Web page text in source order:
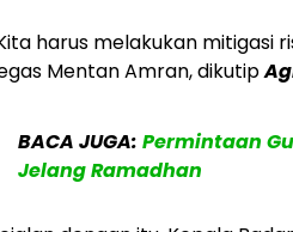
harus melakukan mitigasi
Mentan Amran, dikutip
BACA JUGA: Permintaan
Jelang Ramadhan